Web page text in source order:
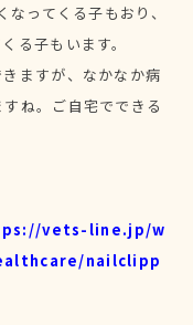
なってくる子もおり、
る子もいます。
ますが、なかなか病
ね。ご自宅でできる
vets-line.jp/w
nailclipp